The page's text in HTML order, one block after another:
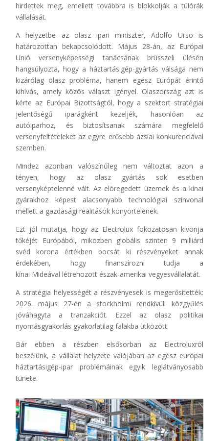
hirdettek meg, emellett továbbra is blokkolják a túlórák
vállalását.
A helyzetbe az olasz ipari miniszter, Adolfo Urso is
határozottan bekapcsolódott. Május 28-án, az Európai
Unió versenyképességi tanácsának brüsszeli ülésén
hangsúlyozta, hogy a háztartásigép-gyártás válsága nem
kizárólag olasz probléma, hanem egész Európát érintő
kihívás, amely közös választ igényel. Olaszország azt is
kérte az Európai Bizottságtól, hogy a szektort stratégiai
jelentőségű iparágként kezeljék, hasonlóan az
autóiparhoz, és biztosítsanak számára megfelelő
versenyfeltételeket az egyre erősebb ázsiai konkurenciával
szemben.
Mindez azonban valószínűleg nem változtat azon a
tényen, hogy az olasz gyártás sok esetben
versenyképtelenné vált. Az elöregedett üzemek és a kínai
gyárakhoz képest alacsonyabb technológiai színvonal
mellett a gazdasági realitások könyörtelenek.
Ezt jól mutatja, hogy az Electrolux fokozatosan kivonja
tőkéjét Európából, miközben globális szinten 9 milliárd
svéd korona értékben bocsát ki részvényeket annak
érdekében, hogy finanszírozni tudja a
kínai Mideával létrehozott észak-amerikai vegyesvállalatát.
A stratégia helyességét a részvényesek is megerősítették:
2026. május 27-én a stockholmi rendkívüli közgyűlés
jóváhagyta a tranzakciót. Ezzel az olasz politikai
nyomásgyakorlás gyakorlatilag falakba ütközött.
Bár ebben a részben elsősorban az Electroluxról
beszélünk, a vállalat helyzete valójában az egész európai
háztartásigép-ipar problémáinak egyik leglátványosabb
tünete.